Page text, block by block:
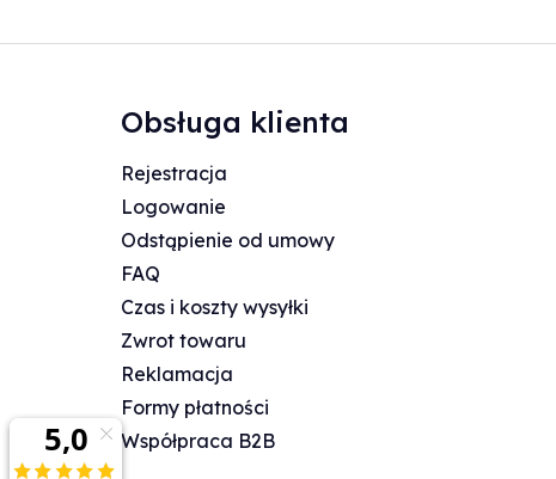
Obsługa klienta
Rejestracja
Logowanie
Odstąpienie od umowy
FAQ
Czas i koszty wysyłki
Zwrot towaru
Reklamacja
Formy płatności
Współpraca B2B